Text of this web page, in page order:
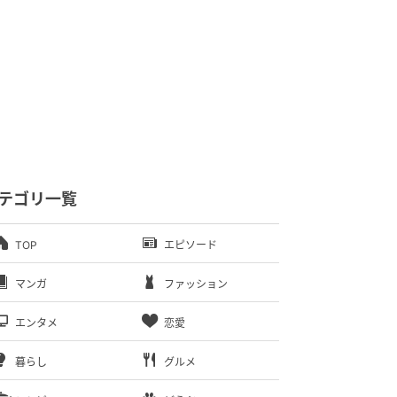
ゴリ一覧
TOP エピソード
マンガ ファッション
エンタメ 恋愛
暮らし グルメ